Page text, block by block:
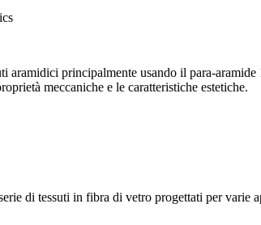
aramidici principalmente usando il para-
meccaniche e le caratteristiche estetiche.
di tessuti in fibra di vetro progettati per